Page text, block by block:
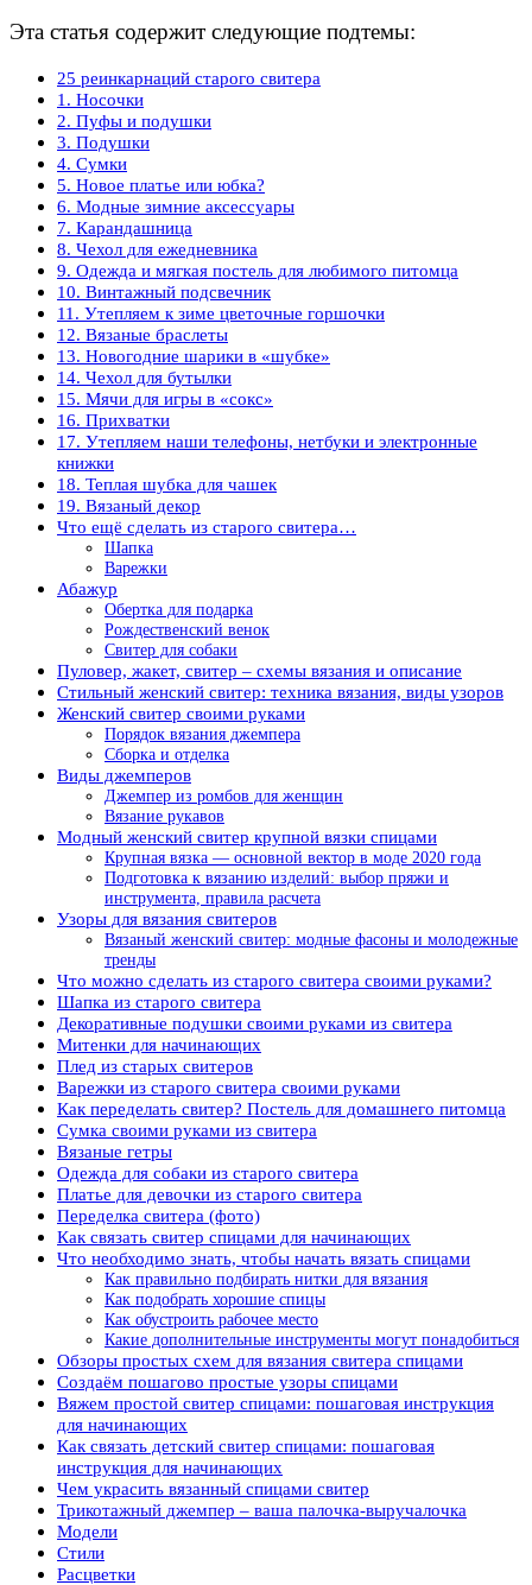
Эта статья содержит следующие подтемы:
25 реинкарнаций старого свитера
1. Носочки
2. Пуфы и подушки
3. Подушки
4. Сумки
5. Новое платье или юбка?
6. Модные зимние аксессуары
7. Карандашница
8. Чехол для ежедневника
9. Одежда и мягкая постель для любимого питомца
10. Винтажный подсвечник
11. Утепляем к зиме цветочные горшочки
12. Вязаные браслеты
13. Новогодние шарики в «шубке»
14. Чехол для бутылки
15. Мячи для игры в «сокс»
16. Прихватки
17. Утепляем наши телефоны, нетбуки и электронные
книжки
18. Теплая шубка для чашек
19. Вязаный декор
Что ещё сделать из старого свитера…
Шапка
Варежки
Абажур
Обертка для подарка
Рождественский венок
Свитер для собаки
Пуловер, жакет, свитер – схемы вязания и описание
Стильный женский свитер: техника вязания, виды узоров
Женский свитер своими руками
Порядок вязания джемпера
Сборка и отделка
Виды джемперов
Джемпер из ромбов для женщин
Вязание рукавов
Модный женский свитер крупной вязки спицами
Крупная вязка — основной вектор в моде 2020 года
Подготовка к вязанию изделий: выбор пряжи и
инструмента, правила расчета
Узоры для вязания свитеров
Вязаный женский свитер: модные фасоны и молодежные
тренды
Что можно сделать из старого свитера своими руками?
Шапка из старого свитера
Декоративные подушки своими руками из свитера
Митенки для начинающих
Плед из старых свитеров
Варежки из старого свитера своими руками
Как переделать свитер? Постель для домашнего питомца
Сумка своими руками из свитера
Вязаные гетры
Одежда для собаки из старого свитера
Платье для девочки из старого свитера
Переделка свитера (фото)
Как связать свитер спицами для начинающих
Что необходимо знать, чтобы начать вязать спицами
Как правильно подбирать нитки для вязания
Как подобрать хорошие спицы
Как обустроить рабочее место
Какие дополнительные инструменты могут понадобиться
Обзоры простых схем для вязания свитера спицами
Создаём пошагово простые узоры спицами
Вяжем простой свитер спицами: пошаговая инструкция
для начинающих
Как связать детский свитер спицами: пошаговая
инструкция для начинающих
Чем украсить вязанный спицами свитер
Трикотажный джемпер – ваша палочка-выручалочка
Модели
Стили
Расцветки